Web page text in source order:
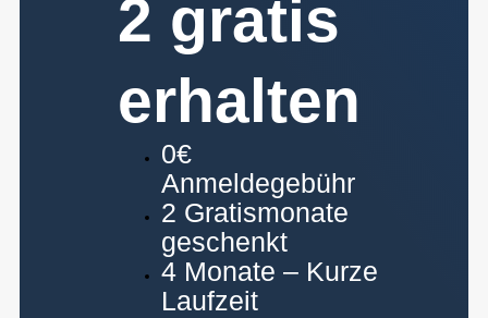
2 gratis
erhalten
0€
Anmeldegebühr
2 Gratismonate
geschenkt
4 Monate – Kurze
Laufzeit